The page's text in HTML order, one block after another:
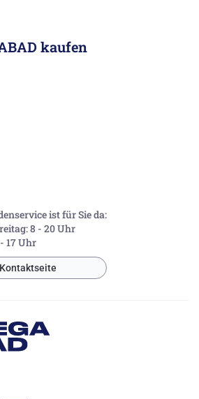
kaufen
ist für Sie da:
8 - 20 Uhr
17 Uhr
Kontaktseite